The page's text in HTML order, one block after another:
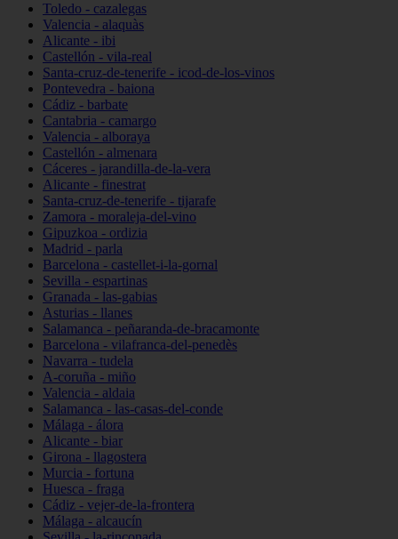
Toledo - cazalegas
Valencia - alaquàs
Alicante - ibi
Castellón - vila-real
Santa-cruz-de-tenerife - icod-de-los-vinos
Pontevedra - baiona
Cádiz - barbate
Cantabria - camargo
Valencia - alboraya
Castellón - almenara
Cáceres - jarandilla-de-la-vera
Alicante - finestrat
Santa-cruz-de-tenerife - tijarafe
Zamora - moraleja-del-vino
Gipuzkoa - ordizia
Madrid - parla
Barcelona - castellet-i-la-gornal
Sevilla - espartinas
Granada - las-gabias
Asturias - llanes
Salamanca - peñaranda-de-bracamonte
Barcelona - vilafranca-del-penedès
Navarra - tudela
A-coruña - miño
Valencia - aldaia
Salamanca - las-casas-del-conde
Málaga - álora
Alicante - biar
Girona - llagostera
Murcia - fortuna
Huesca - fraga
Cádiz - vejer-de-la-frontera
Málaga - alcaucín